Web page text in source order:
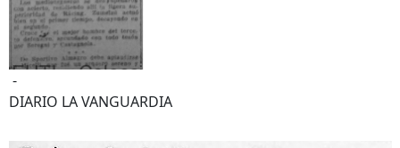
-
DIARIO LA VANGUARDIA